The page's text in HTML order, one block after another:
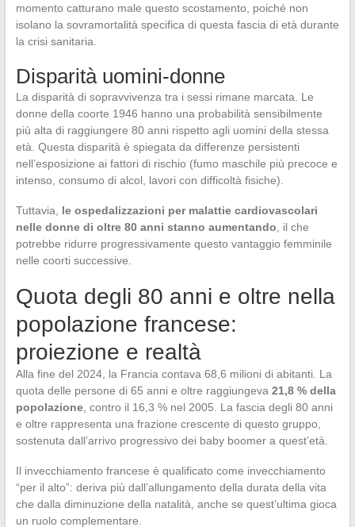
momento catturano male questo scostamento, poiché non
isolano la sovramortalità specifica di questa fascia di età durante
la crisi sanitaria.
Disparità uomini-donne
La disparità di sopravvivenza tra i sessi rimane marcata. Le
donne della coorte 1946 hanno una probabilità sensibilmente
più alta di raggiungere 80 anni rispetto agli uomini della stessa
età. Questa disparità è spiegata da differenze persistenti
nell’esposizione ai fattori di rischio (fumo maschile più precoce e
intenso, consumo di alcol, lavori con difficoltà fisiche).
Tuttavia, le ospedalizzazioni per malattie cardiovascolari
nelle donne di oltre 80 anni stanno aumentando , il che
potrebbe ridurre progressivamente questo vantaggio femminile
nelle coorti successive.
Quota degli 80 anni e oltre nella
popolazione francese:
proiezione e realtà
Alla fine del 2024, la Francia contava 68,6 milioni di abitanti. La
quota delle persone di 65 anni e oltre raggiungeva 21,8 % della
popolazione, contro il 16,3 % nel 2005. La fascia degli 80 anni
e oltre rappresenta una frazione crescente di questo gruppo,
sostenuta dall’arrivo progressivo dei baby boomer a quest’età.
Il invecchiamento francese è qualificato come invecchiamento
“per il alto”: deriva più dall’allungamento della durata della vita
che dalla diminuzione della natalità, anche se quest’ultima gioca
un ruolo complementare.